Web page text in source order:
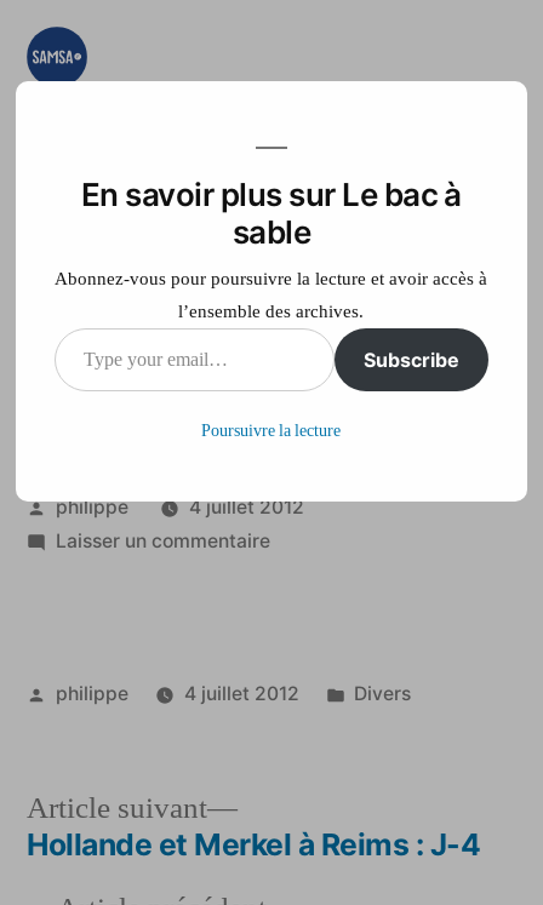
Aller
teste, on expérimente
Accueil France Télé
La Champagne-
Ardenne en Avignon
Publié
par
philippe
4 juillet 2012
Laisser un commentairesur
Avignon
Publié
philippe 4 juillet 2012
Publié
Divers
Navigation
Article suivant
Article
suivant :
Hollande et Merkel à Reims : J-4
En savoir plus sur Le bac à
sable
Abonnez-vous pour poursuivre la lecture et avoir accès à
l’ensemble des archives.
Type
your
Subscribe
Poursuivre la lecture